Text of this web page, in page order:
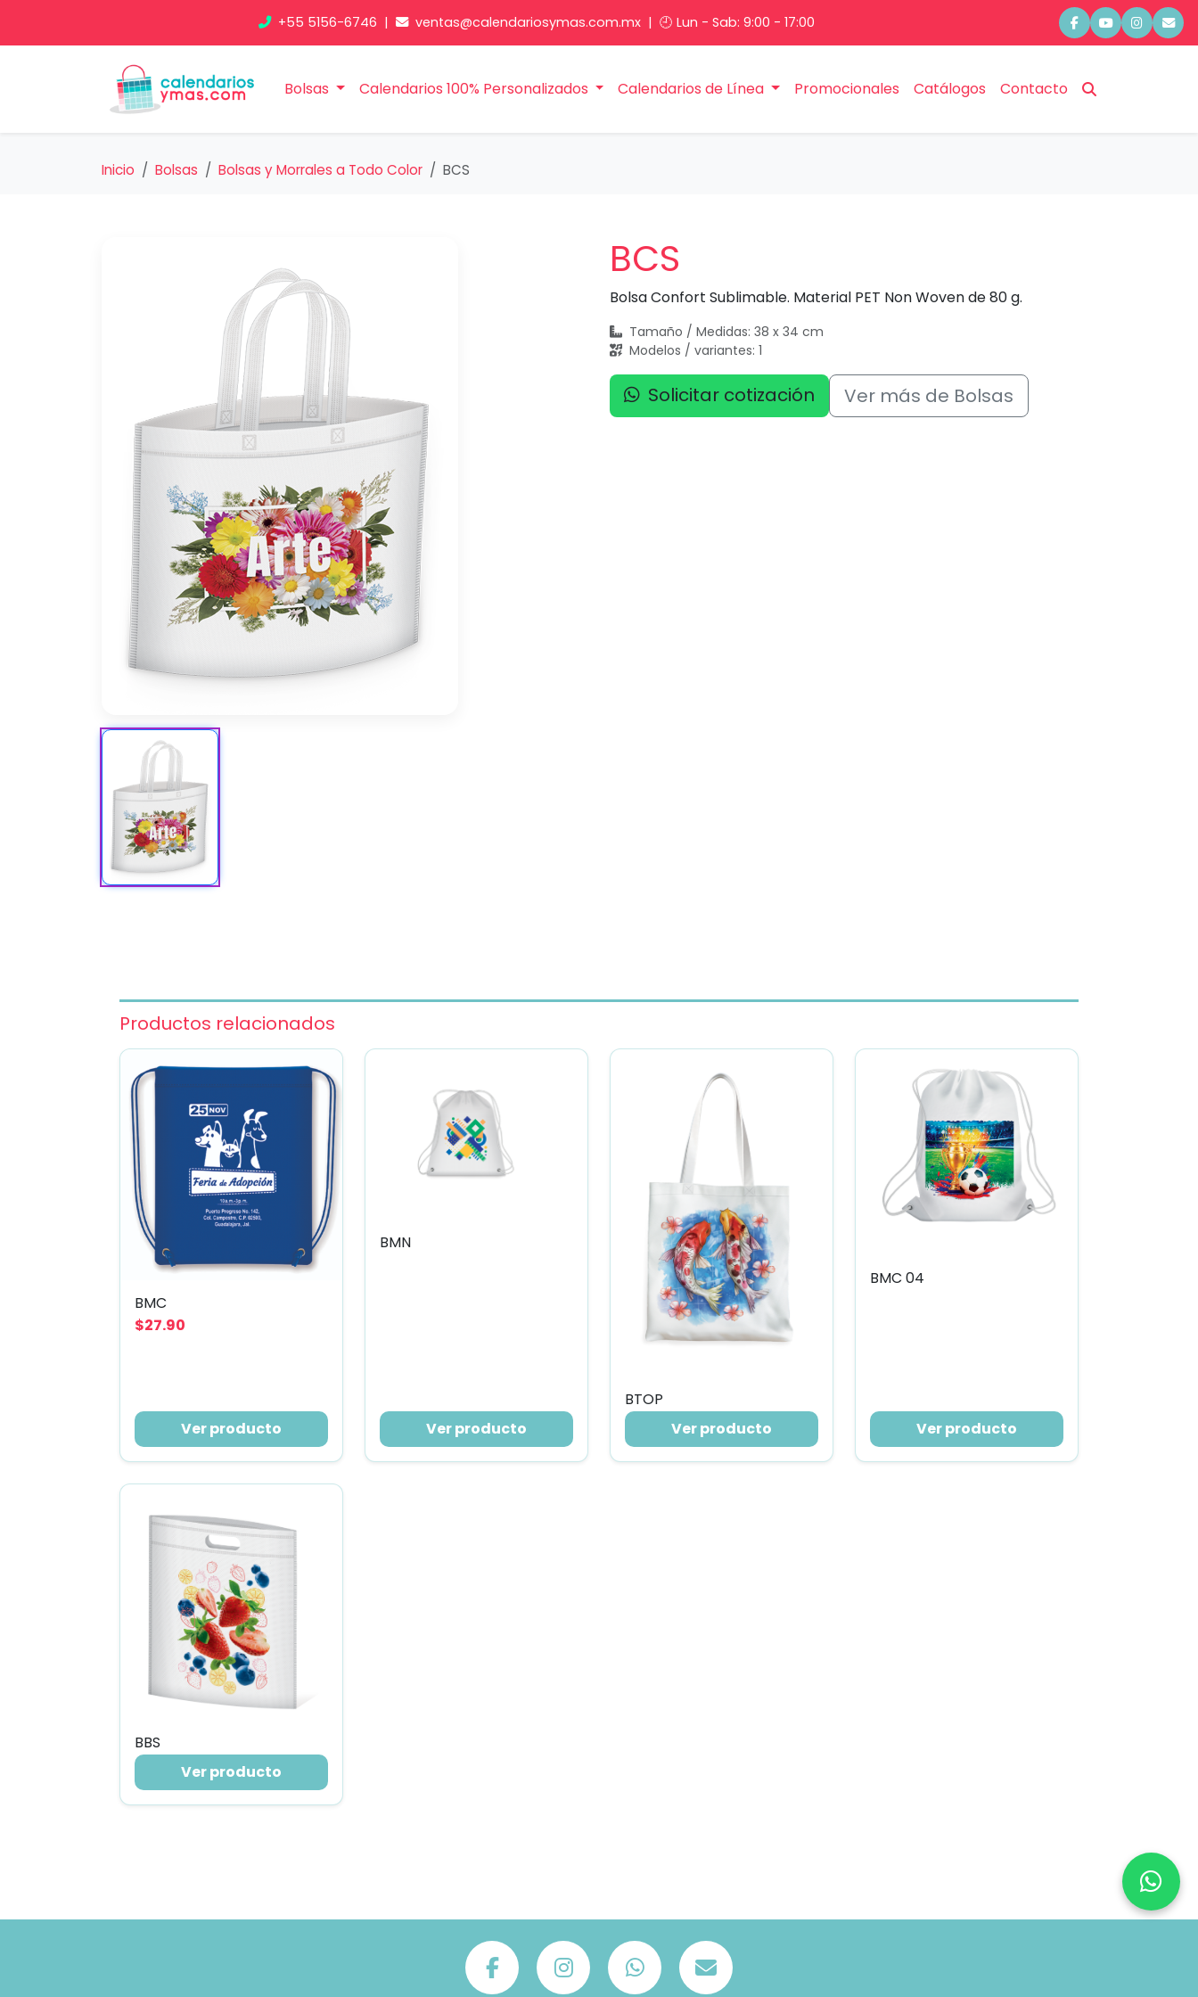
+55 5156-6746 | ventas@calendariosymas.com.mx | 🕘 Lun - Sab: 9:00 - 17:00
Bolsas Calendarios 100% Personalizados Calendarios de Línea Promocionales Catálogos Contacto
Inicio Bolsas Bolsas y Morrales a Todo Color BCS
BCS
Bolsa Confort Sublimable. Material PET Non Woven de 80 g.
Tamaño / Medidas: 38 x 34 cm
Modelos / variantes: 1
Solicitar cotización Ver más de Bolsas
Productos relacionados
BMC
$27.90
Ver producto
BMN
Ver producto
BTOP
Ver producto
BMC 04
Ver producto
BBS
Ver producto